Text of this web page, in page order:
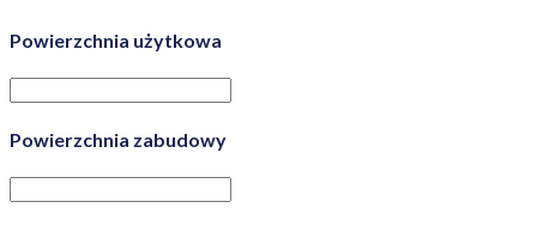
Powierzchnia użytkowa
Powierzchnia zabudowy